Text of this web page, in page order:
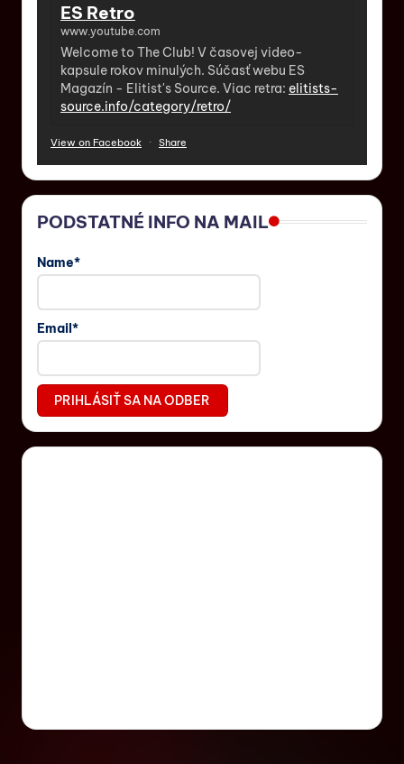
ES Retro
www.youtube.com
Welcome to The Club! V časovej video-
kapsule rokov minulých. Súčasť webu ES
Magazín - Elitist's Source. Viac retra: elitists-
source.info/category/retro/
View on Facebook · Share
PODSTATNÉ INFO NA MAIL
Name*
Email*